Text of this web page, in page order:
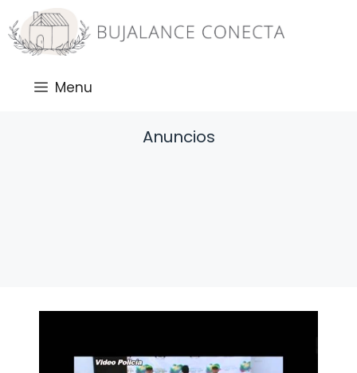
Saltar
al
contenido
Menu
Anuncios